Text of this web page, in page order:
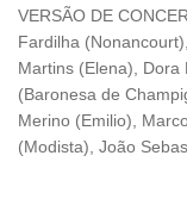
VERSÃO DE
Fardilha
Martins (Elena),
(Baronesa de
Merino (Emilio),
(Modista), João